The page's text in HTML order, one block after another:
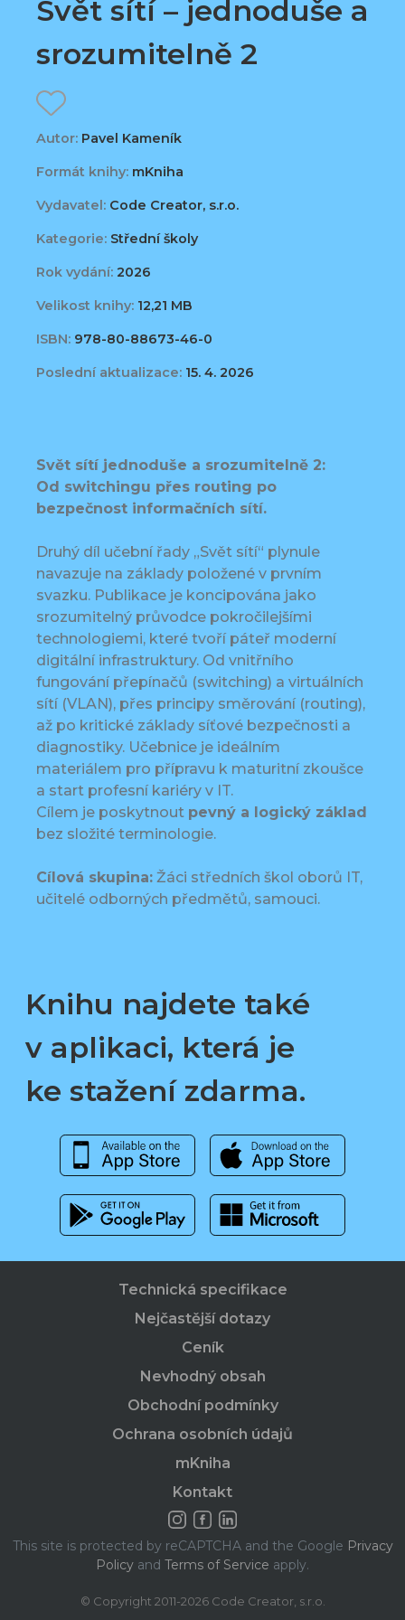
Svět sítí – jednoduše a
srozumitelně 2
Autor: Pavel Kameník
Formát knihy: mKniha
Vydavatel: Code Creator, s.r.o.
Kategorie: Střední školy
Rok vydání: 2026
Velikost knihy: 12,21 MB
ISBN: 978-80-88673-46-0
Poslední aktualizace: 15. 4. 2026
Svět sítí jednoduše a srozumitelně 2:
Od switchingu přes routing po
bezpečnost informačních sítí.
Druhý díl učební řady „Svět sítí“ plynule
navazuje na základy položené v prvním
svazku. Publikace je koncipována jako
srozumitelný průvodce pokročilejšími
technologiemi, které tvoří páteř moderní
digitální infrastruktury. Od vnitřního
fungování přepínačů (switching) a virtuálních
sítí (VLAN), přes principy směrování (routing),
až po kritické základy síťové bezpečnosti a
diagnostiky. Učebnice je ideálním
materiálem pro přípravu k maturitní zkoušce
a start profesní kariéry v IT.
Cílem je poskytnout pevný a logický základ
bez složité terminologie.
Cílová skupina: Žáci středních škol oborů IT,
učitelé odborných předmětů, samouci.
Knihu najdete také
v aplikaci, která je
ke stažení zdarma.
Technická specifikace
Nejčastější dotazy
Ceník
Nevhodný obsah
Obchodní podmínky
Ochrana osobních údajů
mKniha
Kontakt
This site is protected by reCAPTCHA and the Google Privacy
Policy and Terms of Service apply.
© Copyright 2011-2026 Code Creator, s.r.o.